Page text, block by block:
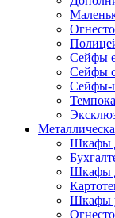
Сейфы
Сейфы
Сейфы-
Шкафы
Шкафы
Шкафы